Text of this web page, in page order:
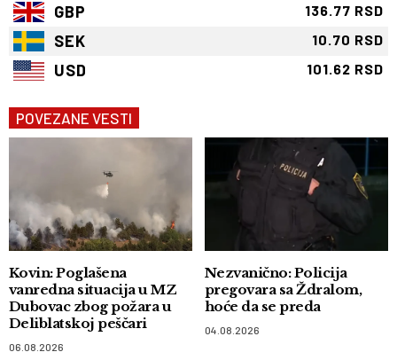
GBP 136.77 RSD
SEK 10.70 RSD
USD 101.62 RSD
POVEZANE VESTI
Kovin: Poglašena
vanredna situacija u MZ
Dubovac zbog požara u
Deliblatskoj peščari
06.08.2026
Nezvanično: Policija
pregovara sa Ždralom,
hoće da se preda
04.08.2026